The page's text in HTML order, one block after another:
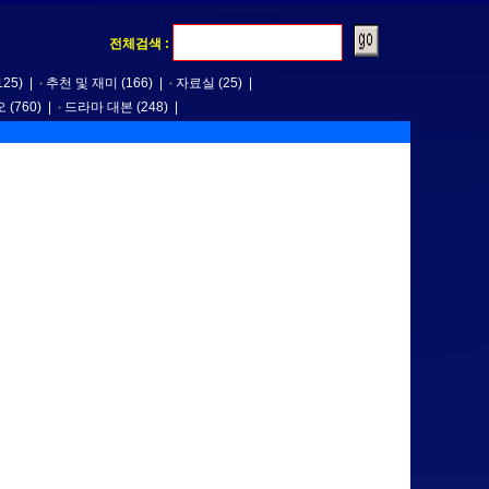
전체검색 :
추천 및 재미 (166) 자료실 (25)
(760) 드라마 대본 (248)